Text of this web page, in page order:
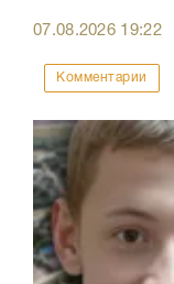
07.08.2026 19:22
Комментарии